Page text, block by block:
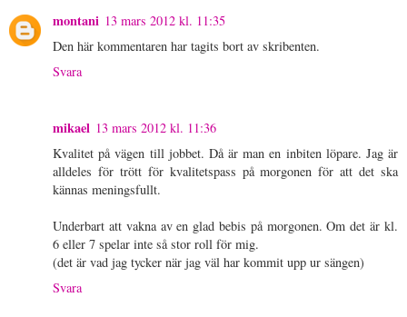
montani 13 mars 2012 kl. 11:35
Den här kommentaren har tagits bort av skribenten.
Svara
mikael 13 mars 2012 kl. 11:36
Kvalitet på vägen till jobbet. Då är man en inbiten löpare. Jag är
alldeles för trött för kvalitetspass på morgonen för att det ska
kännas meningsfullt.
Underbart att vakna av en glad bebis på morgonen. Om det är kl.
6 eller 7 spelar inte så stor roll för mig.
(det är vad jag tycker när jag väl har kommit upp ur sängen)
Svara